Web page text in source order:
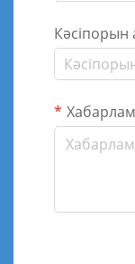
Кәсіпорын